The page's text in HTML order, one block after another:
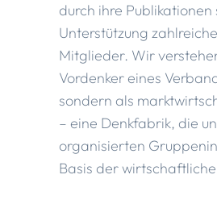
durch ihre Publikationen
Unterstützung
Mitglieder. Wir
Vordenker eines
sondern als
– eine Denkfabrik, die
organisierten
Basis der